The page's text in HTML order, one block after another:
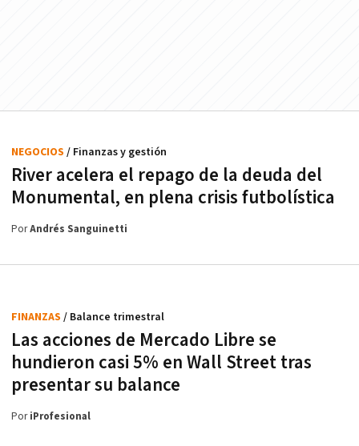
River acelera el repago de la deuda del
Monumental, en plena crisis futbolística
NEGOCIOS / Finanzas y gestión
PorAndrés Sanguinetti
Las acciones de Mercado Libre se
hundieron casi 5% en Wall Street tras
presentar su balance
FINANZAS / Balance trimestral
PoriProfesional